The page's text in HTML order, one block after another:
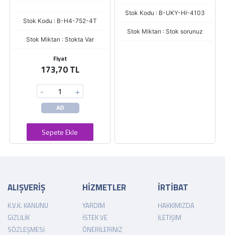
Stok Kodu : B-H4-752-4T
Stok Miktarı : Stokta Var
Fiyat
173,70 TL
- +
AD
Sepete Ekle
Stok Kodu : B-UKY-HI-4103
Stok Miktarı : Stok sorunuz
ALIŞVERİŞ
K.V.K. KANUNU
GIZLILIK
SÖZLEŞMESI
HİZMETLER
YARDIM
İSTEK VE
ÖNERILERINIZ
İRTİBAT
HAKKIMIZDA
İLETIŞIM